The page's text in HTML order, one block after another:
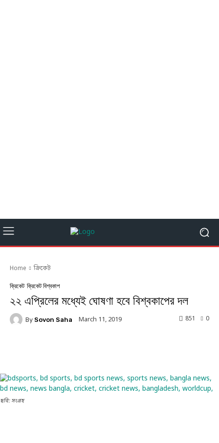
Home ক্রিকেট
ক্রিকেট ক্রিকেট বিশ্বকাপ
২২ এপ্রিলের মধ্যেই ঘোষণা হবে বিশ্বকাপের দল
By Sovon Saha March 11, 2019 0
851
ছবি: সংগ্রহ